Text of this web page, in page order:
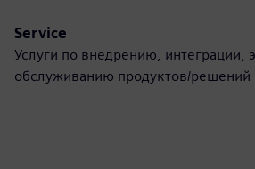
Service
Услуги по внедрению, интеграции,
обслуживанию продуктов/решений